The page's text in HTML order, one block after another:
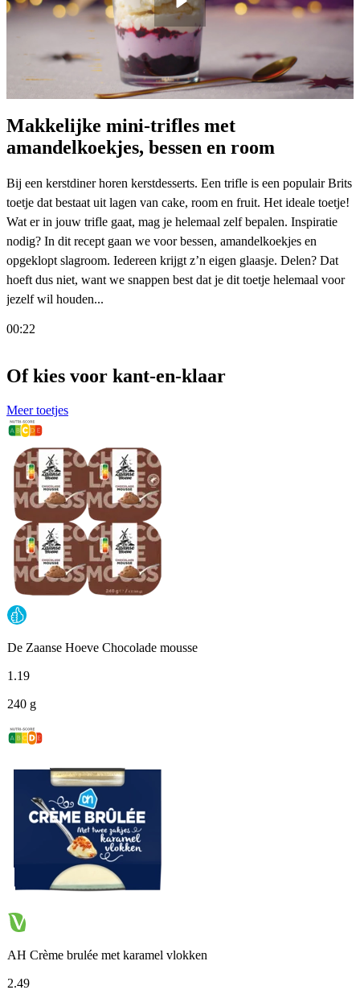
Makkelijke mini-trifles met
amandelkoekjes, bessen en room
Bij een kerstdiner horen kerstdesserts. Een trifle is een populair Brits
toetje dat bestaat uit lagen van cake, room en fruit. Het ideale toetje!
Wat er in jouw trifle gaat, mag je helemaal zelf bepalen. Inspiratie
nodig? In dit recept gaan we voor bessen, amandelkoekjes en
opgeklopt slagroom. Iedereen krijgt z’n eigen glaasje. Delen? Dat
hoeft dus niet, want we snappen best dat je dit toetje helemaal voor
jezelf wil houden...
00:22
Of kies voor kant-en-klaar
Meer toetjes
De Zaanse Hoeve Chocolade mousse
1 .19
240 g
AH Crème brulée met karamel vlokken
2.49